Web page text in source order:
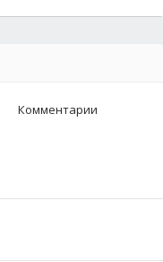
Комментарии